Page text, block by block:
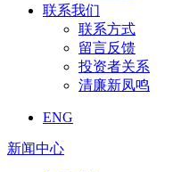
联系我们
联系方式
留言反馈
投资者关系
清廉新凤鸣
ENG
新闻中心